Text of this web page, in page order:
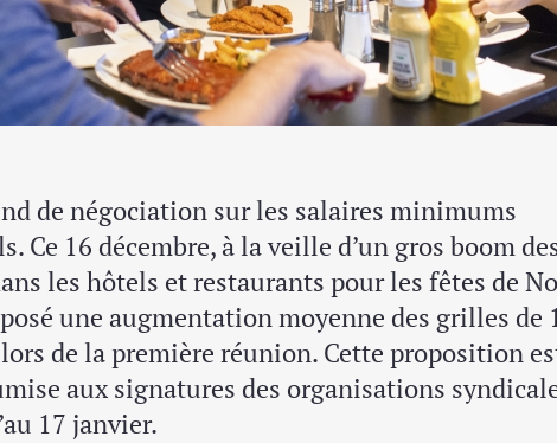
de négociation sur les salaires minimums
Ce 16 décembre, à la veille d’un gros boom
les hôtels et restaurants pour les fêtes de
une augmentation moyenne des grilles de
de la première réunion. Cette proposition
aux signatures des organisations
17 janvier.